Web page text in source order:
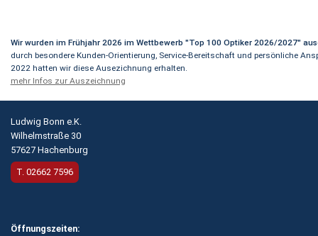
Wir wurden im Frühjahr 2026 im Wettbewerb "Top 100 Optiker 2026/2027"
durch besondere Kunden-Orientierung, Service-Bereitschaft und persönliche
2022 hatten wir diese Ausezichnung erhalten.
mehr Infos zur Auszeichnung
Ludwig Bonn e.K.
Wilhelmstraße 30
57627 Hachenburg
T. 02662 7596
Öffnungszeiten: